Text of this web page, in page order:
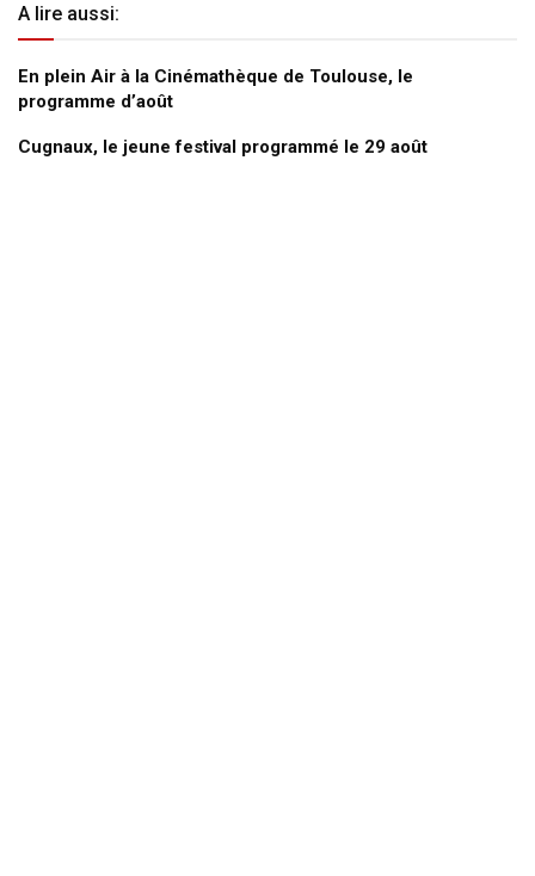
A lire aussi:
En plein Air à la Cinémathèque de Toulouse, le
programme d’août
Cugnaux, le jeune festival programmé le 29 août